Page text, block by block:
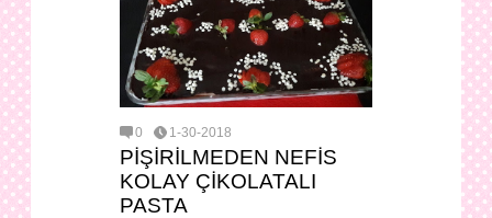
0 1-30-2018
PİŞİRİLMEDEN NEFİS
KOLAY ÇİKOLATALI
PASTA